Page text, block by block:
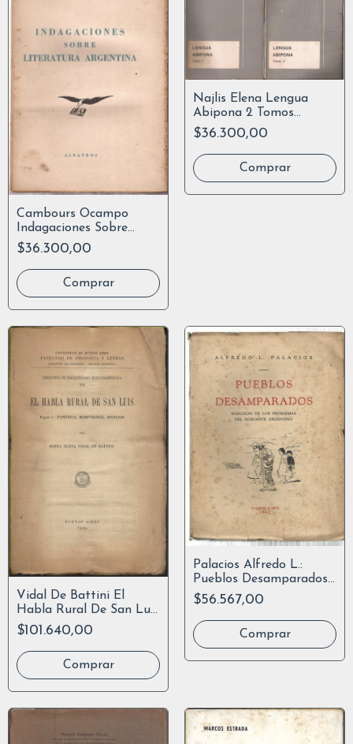
Cambours Ocampo
Indagaciones Sobre
Literatura Argentina
1952
$36.300,00
Najlis Elena Lengua
Abipona 2 Tomos
Centro Lingüistico Uba
$36.300,00
Vidal De Battini El
Habla Rural De San Luis
Parte 1 Fonetica
$101.640,00
Palacios Alfredo L.:
Pueblos Desamparados
1942
$56.567,00